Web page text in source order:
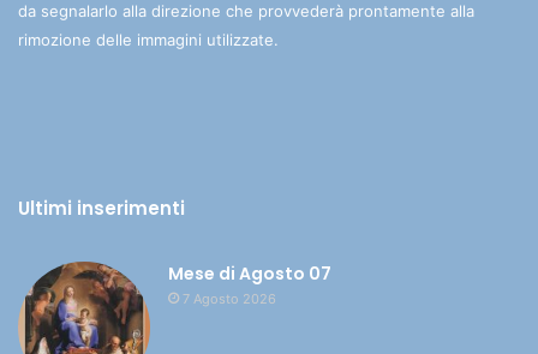
da segnalarlo alla direzione che provvederà prontamente alla
rimozione delle immagini utilizzate.
Ultimi inserimenti
Mese di Agosto 07
7 Agosto 2026